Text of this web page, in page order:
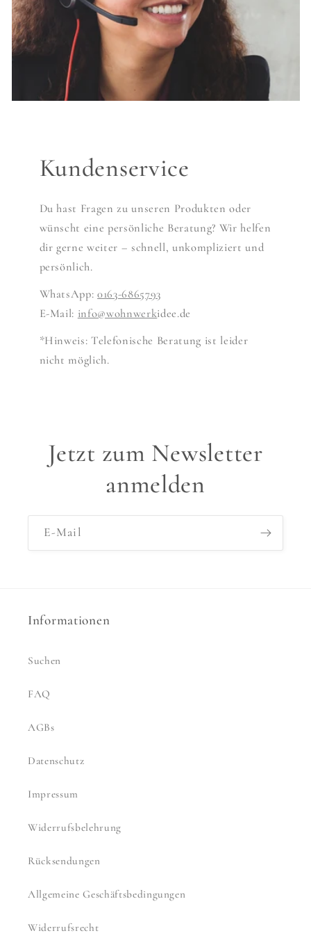
Kundenservice
Du hast Fragen zu unseren Produkten oder
wünscht eine persönliche Beratung? Wir helfen
dir gerne weiter – schnell, unkompliziert und
persönlich.
WhatsApp:0163-6865793
E-Mail: info@wohnwerkidee.de
*Hinweis: Telefonische Beratung ist leider
nicht möglich.
Jetzt zum Newsletter
anmelden
E-Mail
Informationen
Suchen
FAQ
AGBs
Datenschutz
Impressum
Widerrufsbelehrung
Rücksendungen
Allgemeine Geschäftsbedingungen
Widerrufsrecht